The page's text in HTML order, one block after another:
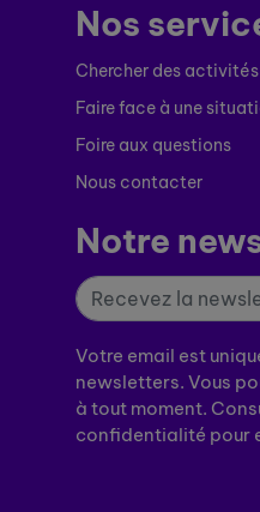
Nos
Chercher des activités
Faire face à une
Foire aux questions
Nous contacter
Notre
Votre email est
newsletters. Vous
à tout moment.
confidentialité pour